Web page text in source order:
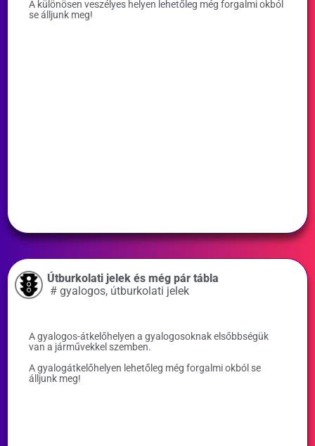
A különösen veszélyes helyen lehetőleg még forgalmi okból
se álljunk meg!
Útburkolati jelek és még pár tábla
# gyalogos, útburkolati jelek
A gyalogos-átkelőhelyen a gyalogosoknak elsőbbségük
van a járművekkel szemben.
A gyalogátkelőhelyen lehetőleg még forgalmi okból se
álljunk meg!